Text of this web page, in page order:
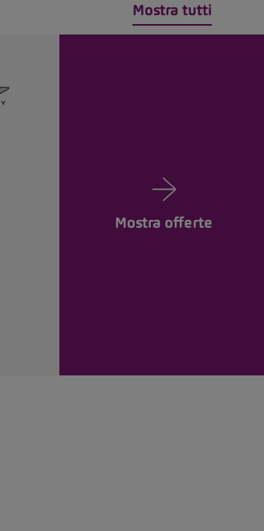
Mostra tutti
Mostra offerte